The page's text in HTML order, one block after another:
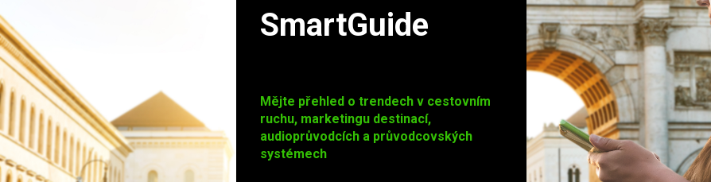
SmartGuide
Mějte přehled o trendech v cestovním
ruchu, marketingu destinací,
audioprůvodcích a průvodcovských
systémech